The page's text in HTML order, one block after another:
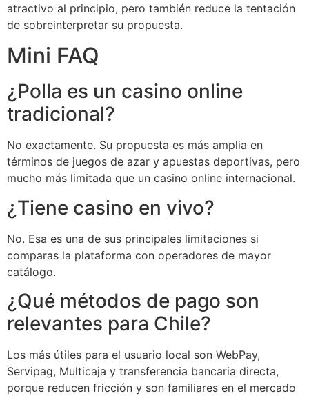
atractivo al principio, pero también reduce la tentación
de sobreinterpretar su propuesta.
Mini FAQ
¿Polla es un casino online
tradicional?
No exactamente. Su propuesta es más amplia en
términos de juegos de azar y apuestas deportivas, pero
mucho más limitada que un casino online internacional.
¿Tiene casino en vivo?
No. Esa es una de sus principales limitaciones si
comparas la plataforma con operadores de mayor
catálogo.
¿Qué métodos de pago son
relevantes para Chile?
Los más útiles para el usuario local son WebPay,
Servipag, Multicaja y transferencia bancaria directa,
porque reducen fricción y son familiares en el mercado